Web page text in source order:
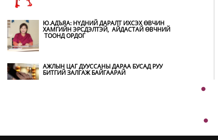
ХЭТ ХАЛУУН ӨДРҮҮД ҮРГЭЛЖЛЭХ УЧРААС
Ю.АДЪЯА: НҮДНИЙ ДАРАЛТ ИХСЭХ ӨВЧИН
ХАМГИЙН ЭРСДЭЛТЭЙ, АЙДАСТАЙ ӨВЧНИЙ
ТООНД ОРДОГ
АЖЛЫН ЦАГ ДУУССАНЫ ДАРАА БУСАД РУУ
БИТГИЙ ЗАЛГАЖ БАЙГААРАЙ